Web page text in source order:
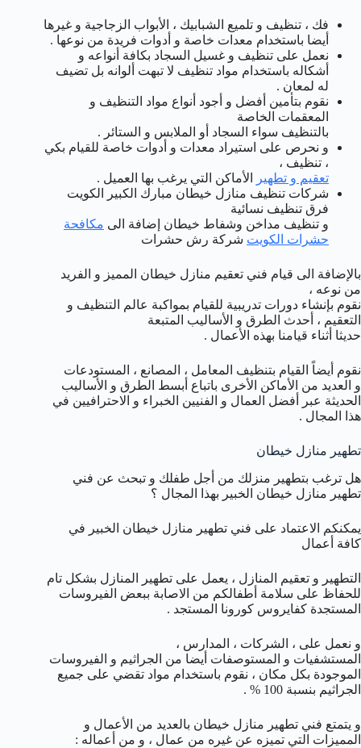
فك ، تنظيف و تلميع الشبابيك ، الأبواب الزجاجية و غيرها
أيضا باستخدام معدات خاصة و أدوات فريدة من نوعها .
نعمل على تنظيف و غسيل السجاد بكافة أنواعه و
أشكاله باستخدام مواد تنظيف لا تبهت ألوانه بل تضيف
له لمعان .
نقوم بتأمين أفضل و أجود أنواع مواد التنظيف و
المعقمات الخاصة
بالتنظيف سواء السجاد أو الملابس و الستائر .
و نحرص على استيراد معدات و أدوات خاصة للقيام بكي
، تنظيف ،
تعقيم و تطهير
الأماكن التي يرغب بها العميل .
شركات تنظيف منازل خيطان مبارك الكبير الكويت
فرق تنظيف نسائية
و تنظيف مداخن وشفاط خيطان إضافة الى مكافحة
حشرات الكويت شركة رش حشرات
بالإضافة الى قيام فني تعقيم منازل خيطان المميز و الفريد
من نوعه ،
نقوم بإنشاء دورات تدريبية للقيام بمواكبة عالم التنظيف و
التعقيم ، أحدث الطرق و الأساليب المتبعة
حديثا أثناء قيامنا بهذه الأعمال .
نقوم أيضاً القيام بتنظيف المعامل ، المصانع ، المستودعات
و العديد من الأماكن الأخرى باتباع أبسط الطرق و الأساليب
الحديثة عبر أفضل العمال و الفنيين الخبراء و الاحترافيين في
هذا المجال .
تطهير منازل خيطان
هل ترغب بتطهير منزلك من أجل طفلك و تبحث عن فني
تطهير منازل خيطان الخبير بهذا المجال ؟
يمكنكم الاعتماد على فني تطهير منازل خيطان الخبير في
كافة أعمال
التطهير و تعقيم المنازل ، يعمل على تطهير المنازل بشكل تام
للحفاظ على سلامة أطفالكم من الاصابة ببعض الفيروسات
المستجدة كفايروس كورونا المستجد .
و نعمل على ، الشركات ، المدارس ،
المستشفيات و المستوصفات أيضا من الجراثيم و الفيروسات
الموجودة بكل مكان ، نقوم باستخدام مواد تقضي على جميع
الجراثيم بنسبة 100 % .
و يتمتع فني تطهير منازل خيطان بالعديد من الأعمال و
المميزات التي تميزه عن غيره من عمال ، و من أعماله :